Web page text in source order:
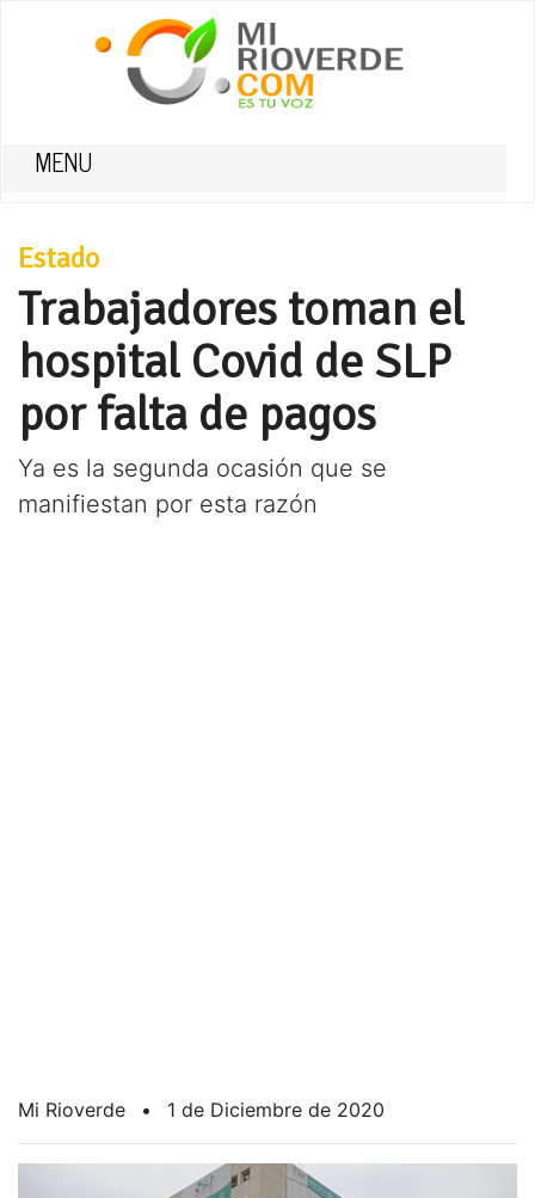
MENU
Estado
Trabajadores toman el
hospital Covid de SLP
por falta de pagos
Ya es la segunda ocasión que se
manifiestan por esta razón
Mi Rioverde • 1 de Diciembre de 2020